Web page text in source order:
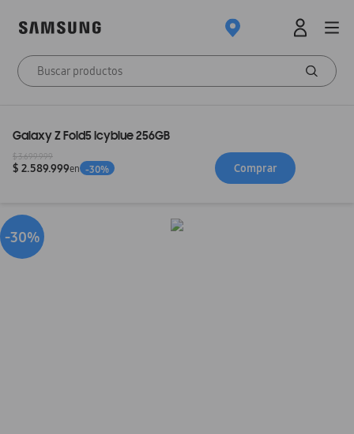
Galaxy Z Fold5 Icyblue 256GB
$ 3.699.999
$ 2.589.999en -30% Comprar
-30%